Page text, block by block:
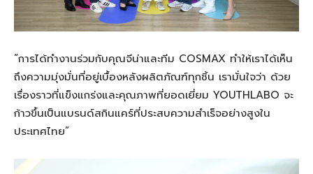
“การได้ทำงานร่วมกับคุณจีน่าและทีม COSMAX ทำให้เราได้เห็น
ถึงความมุ่งมั่นที่อยู่เบื้องหลังผลิตภัณฑ์ทุกชิ้น เรามั่นใจว่า ด้วย
เรื่องราวที่แข็งแกร่งและคุณภาพที่ยอดเยี่ยม YOUTHLABO จะ
ก้าวขึ้นเป็นแบรนด์สกินแคร์ที่ประสบความสำเร็จอย่างสูงใน
ประเทศไทย”